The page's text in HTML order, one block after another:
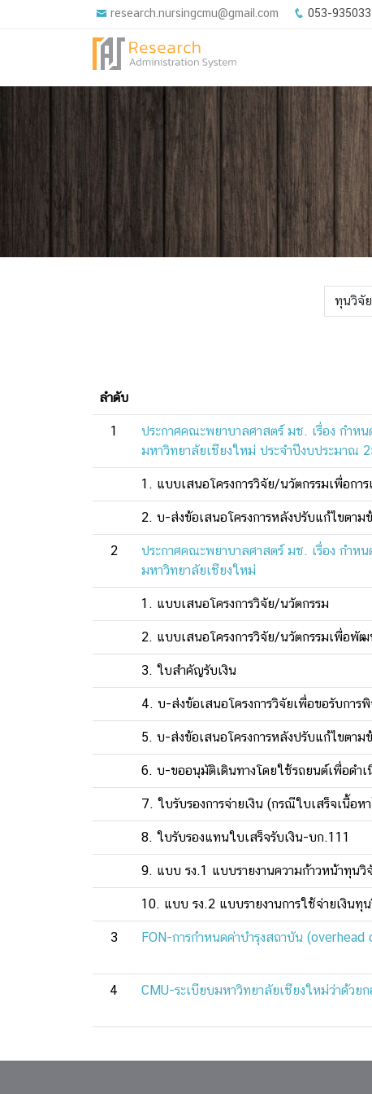
research.nursingcmu@gmail.com 053-935033
ลำดับ
1
ประกาศคณะพยาบาลศาสตร์ มช. เรื่อง กำ
มหาวิทยาลัยเชียงใหม่ ประจำปีงบประมาณ
1. แบบเสนอโครงการวิจัย/นวัตกรรมเพื่อกา
2. บ-ส่งข้อเสนอโครงการหลังปรับแก้ไขตา
2
ประกาศคณะพยาบาลศาสตร์ มช. เรื่อง กำ
มหาวิทยาลัยเชียงใหม่
1. แบบเสนอโครงการวิจัย/นวัตกรรม
2. แบบเสนอโครงการวิจัย/นวัตกรรมเพื่อพัฒ
3. ใบสำคัญรับเงิน
4. บ-ส่งข้อเสนอโครงการวิจัยเพื่อขอรับการ
5. บ-ส่งข้อเสนอโครงการหลังปรับแก้ไขตา
6. บ-ขออนุมัติเดินทางโดยใช้รถยนต์เพื่อดำเ
7. ใบรับรองการจ่ายเงิน (กรณีใบเสร็จเนื้อ
8. ใบรับรองแทนใบเสร็จรับเงิน-บก.111
9. แบบ รง.1 แบบรายงานความก้าวหน้าทุนวิ
10. แบบ รง.2 แบบรายงานการใช้จ่ายเงินทุ
3 FON-การกำหนดค่าบำรุงสถาบัน (overhead
4 CMU-ระเบียบมหาวิทยาลัยเชียงใหม่ว่าด้ว